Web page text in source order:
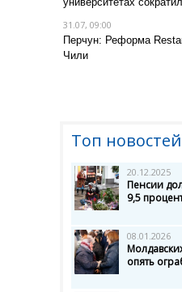
31.07, 09:00
Перчун: Реформа
Чили
Топ новостей
20.12.2025
Пенсии
9,5
08.01.2026
опять